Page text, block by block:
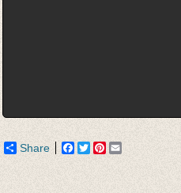
Share Facebook
TwitterPinterest